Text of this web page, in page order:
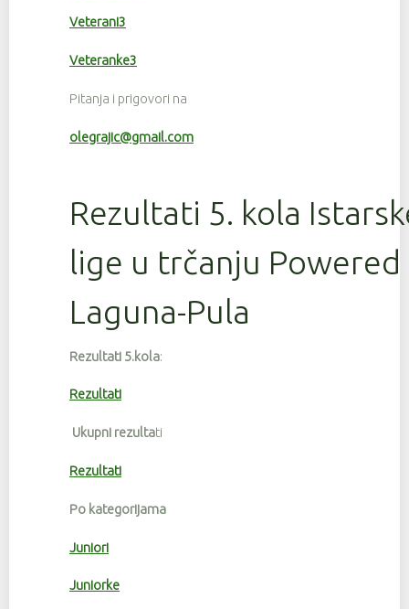
Veterani3
Veteranke3
Pitanja i prigovori na
olegrajic@gmail.com
Rezultati 5. kola
lige u trčanju Powered
Laguna-Pula
Rezultati 5.kola:
Rezultati
Ukupni rezultati
Rezultati
Po kategorijama
Juniori
Juniorke